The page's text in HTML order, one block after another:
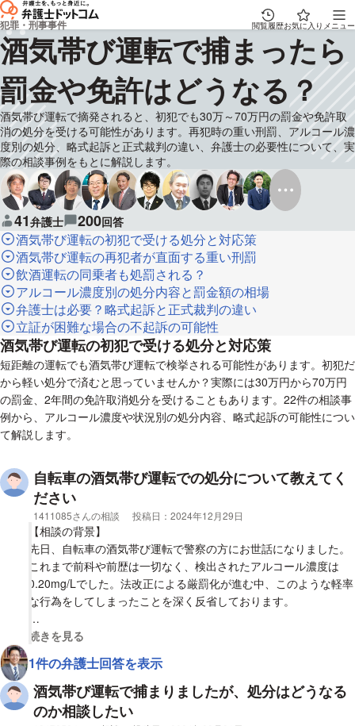
犯罪・刑事事件 閲覧履歴お気に入り メニュー
酒気帯び運転で捕まったら
罰金や免許はどうなる？
酒気帯び運転で摘発されると、初犯でも30万～70万円の罰金や免許取
消の処分を受ける可能性があります。再犯時の重い刑罰、アルコール濃
度別の処分、略式起訴と正式裁判の違い、弁護士の必要性について、実
際の相談事例をもとに解説します。
41弁護士 200回答
酒気帯び運転の初犯で受ける処分と対応策
酒気帯び運転の再犯者が直面する重い刑罰
飲酒運転の同乗者も処罰される？
アルコール濃度別の処分内容と罰金額の相場
弁護士は必要？略式起訴と正式裁判の違い
立証が困難な場合の不起訴の可能性
酒気帯び運転の初犯で受ける処分と対応策
短距離の運転でも酒気帯び運転で検挙される可能性があります。初犯だ
から軽い処分で済むと思っていませんか？実際には30万円から70万円
の罰金、2年間の免許取消処分を受けることもあります。22件の相談事
例から、アルコール濃度や状況別の処分内容、略式起訴の可能性につい
て解説します。
自転車の酒気帯び運転での処分について教えてく
ださい
相談者
1411085さんの相談 投稿日： 2024年12月29日
【相談の背景】
先日、自転車の酒気帯び運転で警察の方にお世話になりました。
これまで前科や前歴は一切なく、検出されたアルコール濃度は
0.20mg/Lでした。法改正による厳罰化が進む中、このような軽率
な行為をしてしまったことを深く反省しております。
今回の件をきっかけに、改めて交通ルールの重要性を痛感してい
施行されて間もないこともあり、具体的な内容が分からず不安に
感じております。お手数をおかけいたしますが、どのような処分
が想定されるのか、詳しく教えていただけますと幸いです。何卒
よろしくお願いいたします。
視覚的に省略された相談全文の
続きを見る
1件の弁護士回答を表示
酒気帯び運転で捕まりましたが、処分はどうなる
のか相談したい